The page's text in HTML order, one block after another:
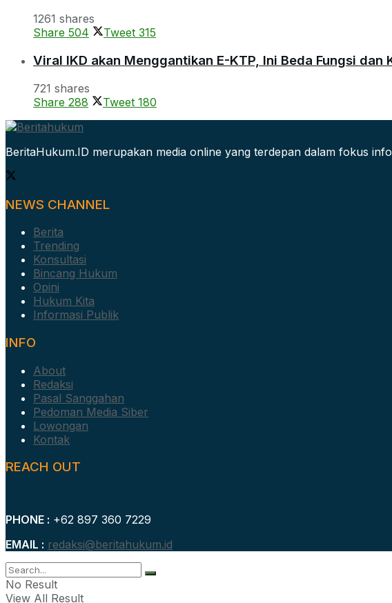
1261 shares
Share 504 Tweet 315
Viral IKD akan Menggantikan E-KTP, Ini Beda Fungsi dan
721 shares
Share 288 Tweet 180
BeritaHukum.ID merupakan media online yang terdepan dalam fokus
NEWS CHANNEL
Berita
Trending
Konsultasi
Bincang Hukum
Opini
Hukum Kita
Informasi Publik
INFO
About
Redaksi
Pasal Sanggahan
Pedoman Media Siber
Lowongan
Kontak
REACH OUT
PHONE : +62 897 360 7229
EMAIL : redaksi@beritahukum.id
No Result
View All Result